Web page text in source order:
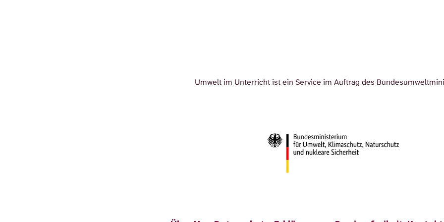
Umwelt im Unterricht ist ein Service im Auftrag des